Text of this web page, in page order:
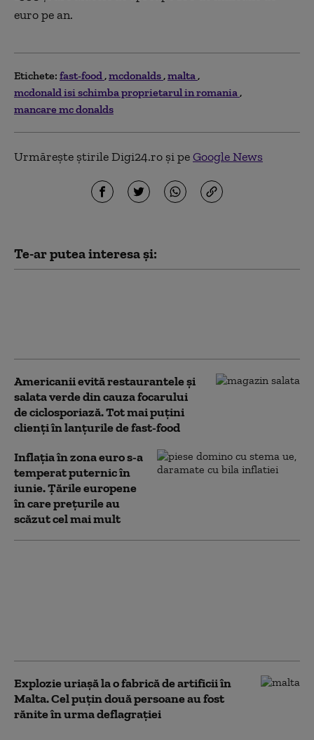
euro pe an.
Etichete: fast-food mcdonalds malta
mcdonald isi schimba proprietarul in romania
mancare mc donalds
Urmărește știrile Digi24.ro și peGoogle News
Te-ar putea interesa și:
Americanii evită restaurantele și
salata verde din cauza focarului
de ciclosporiază. Tot mai puțini
clienți în lanțurile de fast-food
Inflația în zona euro s-a
temperat puternic în
iunie. Țările europene
în care prețurile au
scăzut cel mai mult
Explozie uriașă la o fabrică de artificii în
Malta. Cel puțin două persoane au fost
rănite în urma deflagrației